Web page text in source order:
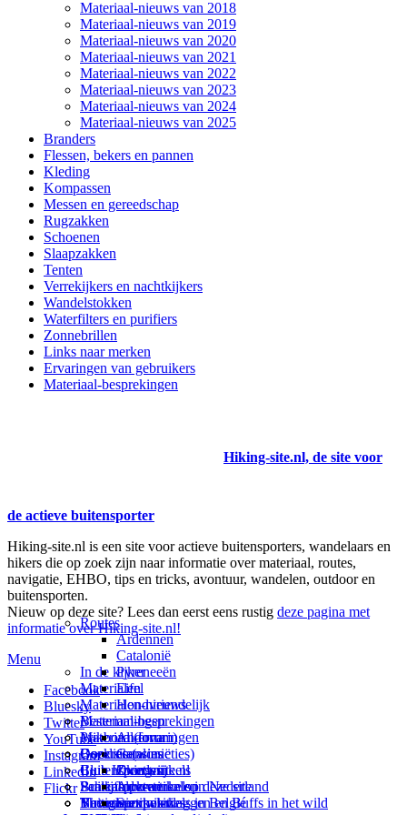
Materiaal-nieuws van 2018
Materiaal-nieuws van 2019
Materiaal-nieuws van 2020
Materiaal-nieuws van 2021
Materiaal-nieuws van 2022
Materiaal-nieuws van 2023
Materiaal-nieuws van 2024
Materiaal-nieuws van 2025
Branders
Flessen, bekers en pannen
Kleding
Kompassen
Messen en gereedschap
Rugzakken
Schoenen
Slaapzakken
Tenten
Verrekijkers en nachtkijkers
Wandelstokken
Waterfilters en purifiers
Zonnebrillen
Links naar merken
Ervaringen van gebruikers
Materiaal-besprekingen
Hiking-site.nl, de site voor
de actieve buitensporter
Hiking-site.nl is een site voor actieve buitensporters, wandelaars en
hikers die op zoek zijn naar informatie over materiaal, routes,
navigatie, EHBO, tips en tricks, avontuur, wandelen, outdoor en
buitensporten.
Nieuw op deze site? Lees dan eerst eens rustig deze pagina met
informatie over Hiking-site.nl!
Menu
Facebook
Bluesky
Twitter
YouTube
Instagram
LinkedIn
Flickr
Prikbord (forum)
Goodies (winacties)
Club Hiking-site.nl
Schrijfblok-artikelen
Virtuele exposities
In de kijker
Materialen
Materialen-nieuws
Materiaal-besprekingen
Materiaal-ervaringen
Boekrecensies
Buitensportwinkels
Buitensportwinkels in Nederland
Buitensportwinkels in Belgié
Navigatie
Routes
Ardennen
Catalonië
Pyreneeën
Eifel
Hondvriendelijk
Bestemmingen
Andorra
Catalonië
Zweden
Paalkamperen
Thema-artikelen
Deze site
Over mij
Adverteren op deze site
Summit-vlaggen en Buffs in het wild